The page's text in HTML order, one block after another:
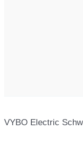
VYBO Electric